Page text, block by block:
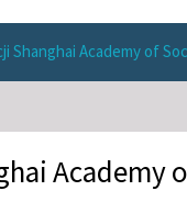
Shanghai Academy of
Academy